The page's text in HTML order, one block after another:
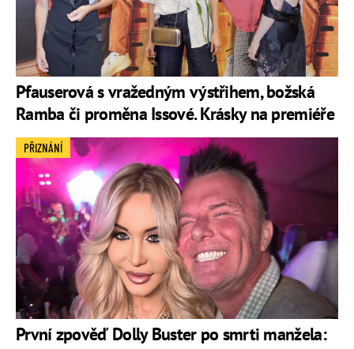
Pfauserová s vražedným výstřihem, božská
Ramba či proměna Issové. Krásky na premiéře
První zpověď Dolly Buster po smrti manžela:
PŘIZNÁNÍ